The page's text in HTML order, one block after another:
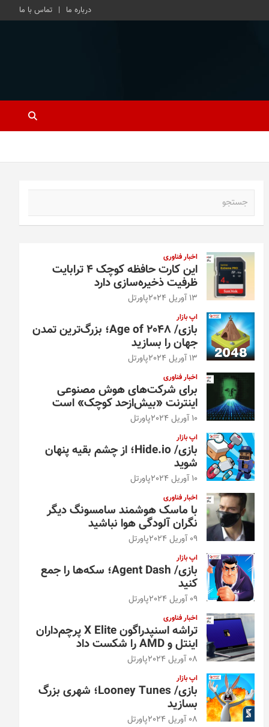
درباره ما تماس با ما
اخبار فناوری
این کارت حافظه کوچک ۴ ترابایت
ظرفیت ذخیره‌سازی دارد
13 آوریل 2024 پاورتل
اپ بازار
بازی/ Age of 2048؛ بزرگ‌ترین تمدن
جهان را بسازید
13 آوریل 2024 پاورتل
اخبار فناوری
برای شرکت‌های هوش مصنوعی
اینترنت «بیش‌از‌حد کوچک» است
10 آوریل 2024 پاورتل
اپ بازار
بازی/ Hide.io؛ از چشم بقیه پنهان
شوید
10 آوریل 2024 پاورتل
اخبار فناوری
با ماسک هوشمند سامسونگ دیگر
نگران آلودگی هوا نباشید
09 آوریل 2024 پاورتل
اپ بازار
بازی/ Agent Dash؛ سکه‌ها را جمع
کنید
09 آوریل 2024 پاورتل
اخبار فناوری
تراشه اسنپدراگون X Elite پرچم‌داران
اینتل و AMD را شکست داد
08 آوریل 2024 پاورتل
اپ بازار
بازی/ Looney Tunes؛ شهری بزرگ
بسازید
08 آوریل 2024 پاورتل